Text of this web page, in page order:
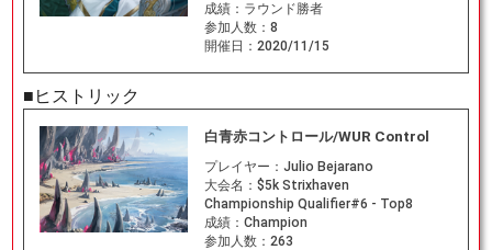
成績： ラウンド勝者
参加人数： 8
開催日： 2020/11/15
■ヒストリック
白青赤コントロール/WUR Control
プレイヤー： Julio Bejarano
大会名： $5k Strixhaven
Championship Qualifier#6 - Top8
成績： Champion
参加人数： 263